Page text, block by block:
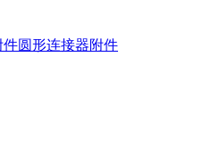
圆形连接器附件